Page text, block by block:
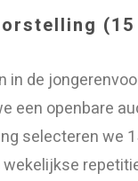
in de
een openbare
selecteren we